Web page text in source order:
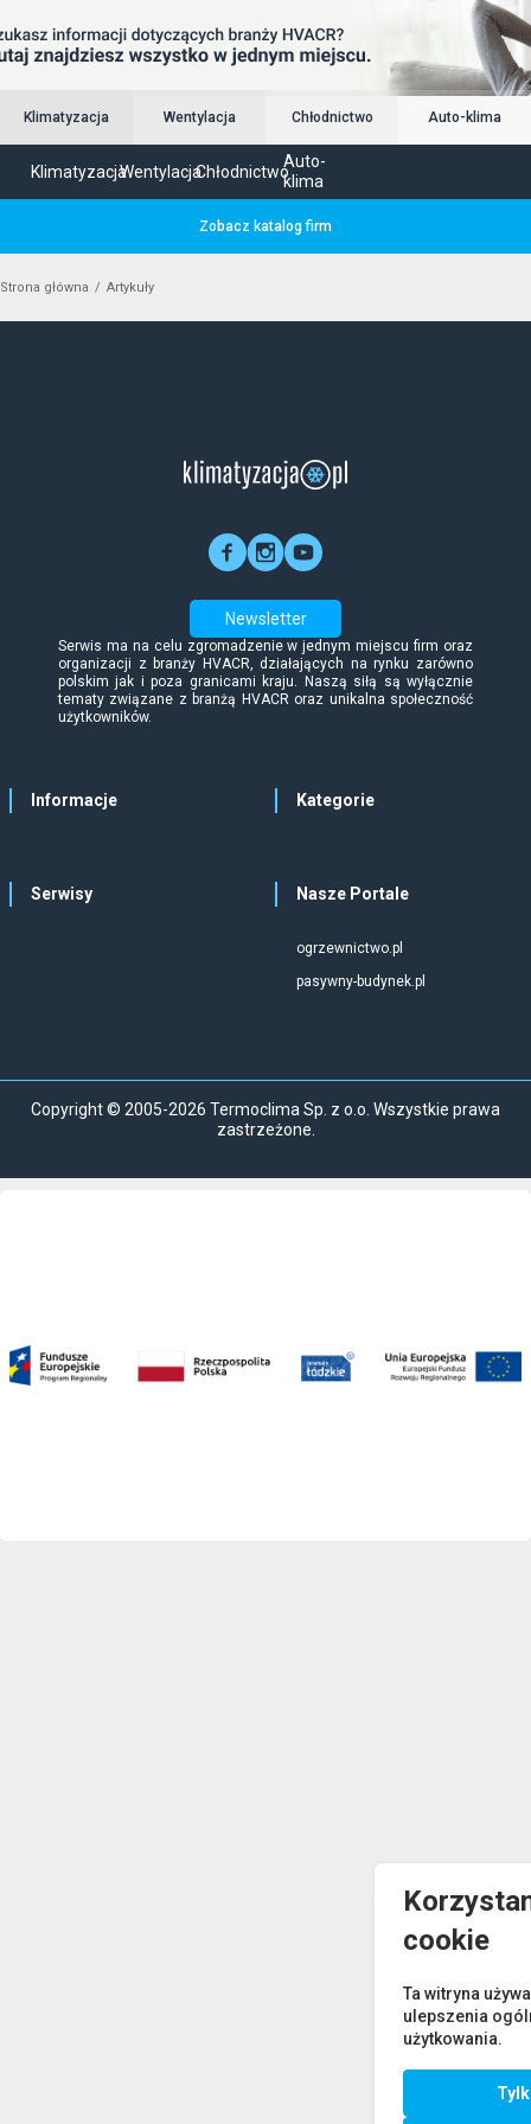
Klimatyzacja Wentylacja Chłodnictwo Auto-klima
KlimatyzacjaWentylacjaChłodnictwo
Auto-
klima
Zobacz katalog firm
Strona główna Artykuły
Newsletter
Serwis ma na celu zgromadzenie w jednym miejscu firm oraz
organizacji z branży HVACR, działających na rynku zarówno
polskim jak i poza granicami kraju. Naszą siłą są wyłącznie
tematy związane z branżą HVACR oraz unikalna społeczność
użytkowników.
Informacje Kategorie
Serwisy Nasze Portale
ogrzewnictwo.pl
pasywny-budynek.pl
Copyright © 2005-2026 Termoclima Sp. z o.o. Wszystkie prawa
zastrzeżone.
cookie
Ta witryna
ulepszenia
użytkowania.